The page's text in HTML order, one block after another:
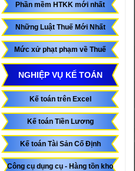
Phần mềm HTKK mới nhất
Những Luật Thuế Mới Nhất
Mức xử phạt phạm về Thuế
NGHIỆP VỤ KẾ TOÁN
Kế toán trên Excel
Kế toán Tiền Lương
Kế toán Tài Sản Cố Định
Công cụ dụng cụ - Hàng tồn kho